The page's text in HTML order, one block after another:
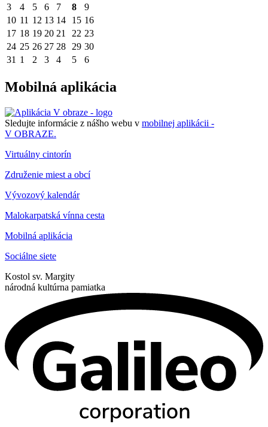
3
4 5 6 7 8
9
10 11 12 13 14 15 16
17 18 19 20 21 22 23
24 25 26 27 28 29 30
31 1 2 3 4 5 6
Mobilná aplikácia
Sledujte informácie z nášho webu v mobilnej aplikácii -
V OBRAZE.
Virtuálny cintorín
Združenie miest a obcí
Vývozový kalendár
Malokarpatská vínna cesta
Mobilná aplikácia
Sociálne siete
Kostol sv. Margity
národná kultúrna pamiatka